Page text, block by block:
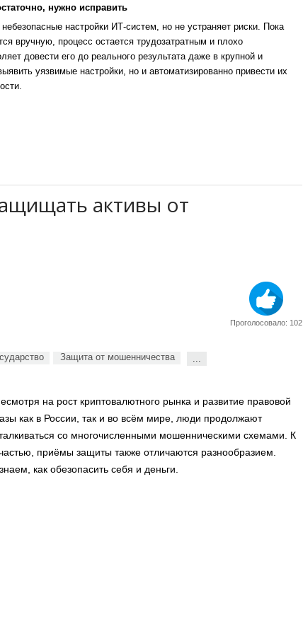
нужно исправить
настройки ИТ-систем, но не устраняет риски. Пока
вручную, процесс остается трудозатратным и плохо
довести его до реального результата даже в крупной и
уязвимые настройки, но и автоматизированно привести их
активы от
Проголосовало: 102
Защита от мошенничества ...
на рост криптовалютного рынка и развитие правовой
как в России, так и во всём мире, люди продолжают
со многочисленными мошенническими схемами. К
приёмы защиты также отличаются разнообразием.
как обезопасить себя и деньги.